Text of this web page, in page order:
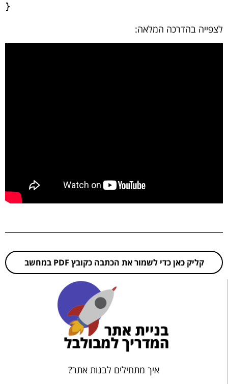
}
לצפייה בהדרכה המלאה:
קליק כאן כדי לשמור את הכתבה כקובץ PDF במחשב
איך מתחילים לבנות אתר?